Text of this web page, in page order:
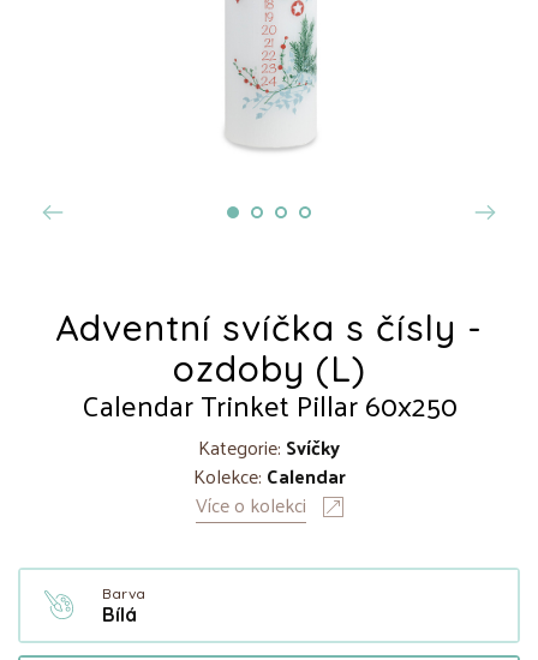
Adventní svíčka s čísly -
ozdoby (L)
Calendar Trinket Pillar 60x250
Kategorie: Svíčky
Kolekce: Calendar
Více o kolekci
Barva
Bílá